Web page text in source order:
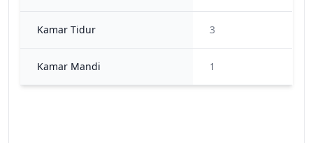
Kamar Tidur 3
Kamar Mandi 1